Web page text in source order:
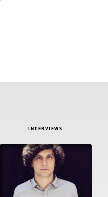
INTERVIEWS